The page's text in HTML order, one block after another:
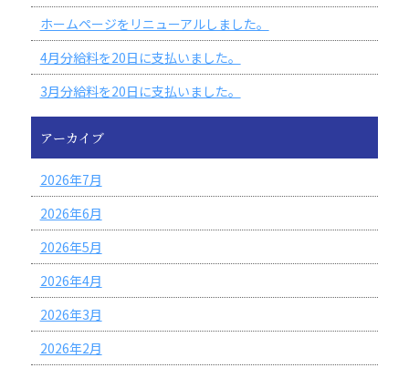
ホームページをリニューアルしました。
4月分給料を20日に支払いました。
3月分給料を20日に支払いました。
アーカイブ
2026年7月
2026年6月
2026年5月
2026年4月
2026年3月
2026年2月